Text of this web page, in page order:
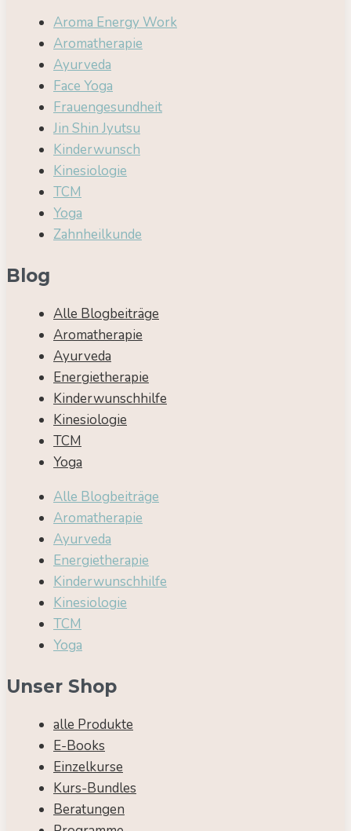
Aroma Energy Work
Aromatherapie
Ayurveda
Face Yoga
Frauengesundheit
Jin Shin Jyutsu
Kinderwunsch
Kinesiologie
TCM
Yoga
Zahnheilkunde
Blog
Alle Blogbeiträge
Aromatherapie
Ayurveda
Energietherapie
Kinderwunschhilfe
Kinesiologie
TCM
Yoga
Alle Blogbeiträge
Aromatherapie
Ayurveda
Energietherapie
Kinderwunschhilfe
Kinesiologie
TCM
Yoga
Unser Shop
alle Produkte
E-Books
Einzelkurse
Kurs-Bundles
Beratungen